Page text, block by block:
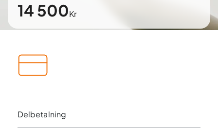
14 500Kr
Delbetalning